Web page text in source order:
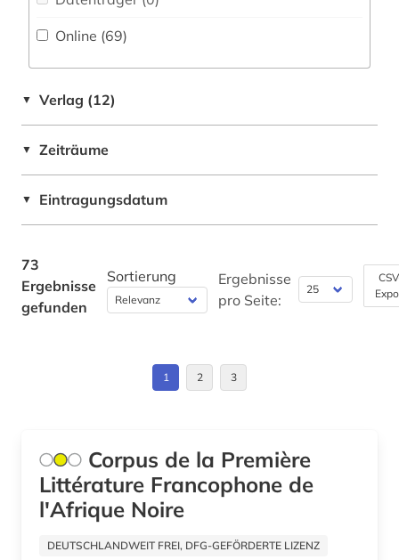
griechisch (1)
handschrift (1)
hispanistik (18)
iberoromanistik (18)
internetportal (1)
Luxemburg (2)
Slowakei (1)
Suedamerika (1)
Online (69)
▼ Verlag (12)
▼ Zeiträume
▼ Eintragungsdatum
73
Ergebnisse
gefunden
Sortierung
Ergebnisse
pro Seite:
1 2 3
Corpus de la Première
Littérature Francophone de
l'Afrique Noire
DEUTSCHLANDWEIT FREI, DFG-GEFÖRDERTE LIZENZ